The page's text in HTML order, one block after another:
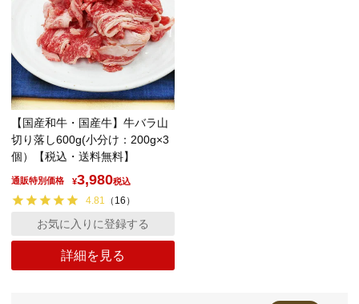
【国産和牛・国産牛】牛バラ山
切り落し600g(小分け：200g×3
個）【税込・送料無料】
通販特別価格 ¥3,980税込
4.81 （ 16 ）
詳細を見る
お気に入りに登録する